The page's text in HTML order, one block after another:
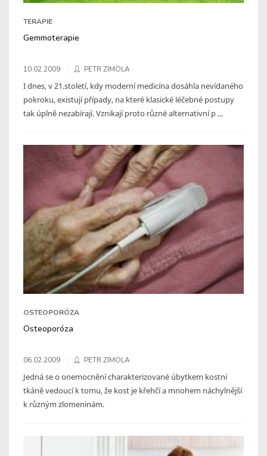
TERAPIE
Gemmoterapie
10.02.2009 PETR ZIMOLA
I dnes, v 21.století, kdy moderní medicína dosáhla nevídaného
pokroku, existují případy, na které klasické léčebné postupy
tak úplně nezabírají. Vznikají proto různé alternativní p ...
OSTEOPORÓZA
Osteoporóza
06.02.2009 PETR ZIMOLA
Jedná se o onemocnění charakterizované úbytkem kostní
tkáně vedoucí k tomu, že kost je křehčí a mnohem náchylnější
k různým zlomeninám.